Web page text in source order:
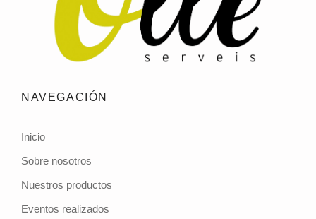
NAVEGACIÓN
Inicio
Sobre nosotros
Nuestros productos
Eventos realizados